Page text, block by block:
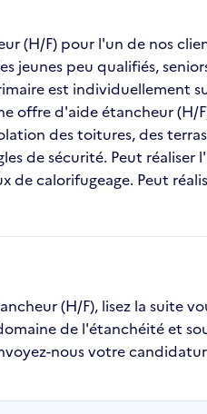
(H/F) pour l'un de nos
peu qualifiés,
est individuellement
offre d'aide étancheur (H/
des toitures, des
de sécurité. Peut
calorifugeage. Peut
(H/F), lisez la suite
de l'étanchéité et
nous votre